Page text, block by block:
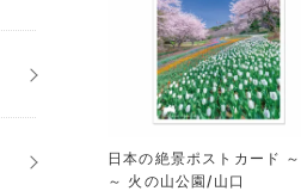
日本の絶景ポストカード
～ 火の山公園/山口